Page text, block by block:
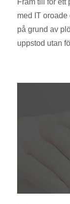
med IT
på grund av
uppstod utan